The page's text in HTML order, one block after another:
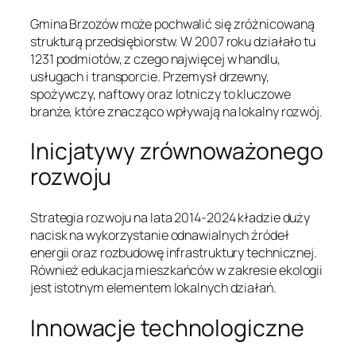
Gmina Brzozów może pochwalić się zróżnicowaną
strukturą przedsiębiorstw. W 2007 roku działało tu
1231 podmiotów, z czego najwięcej w handlu,
usługach i transporcie. Przemysł drzewny,
spożywczy, naftowy oraz lotniczy to kluczowe
branże, które znacząco wpływają na lokalny rozwój.
Inicjatywy zrównoważonego
rozwoju
Strategia rozwoju na lata 2014-2024 kładzie duży
nacisk na wykorzystanie odnawialnych źródeł
energii oraz rozbudowę infrastruktury technicznej.
Również edukacja mieszkańców w zakresie ekologii
jest istotnym elementem lokalnych działań.
Innowacje technologiczne